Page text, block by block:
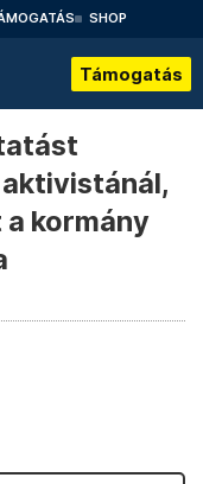
SHOP
Támogatás
kormány